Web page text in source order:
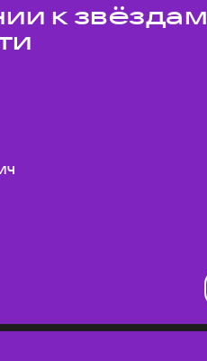
к звёздам